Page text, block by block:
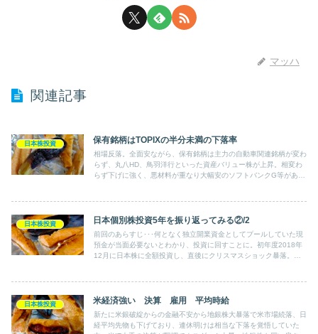
マッハ
関連記事
日本株投資 保有銘柄はTOPIXの半分未満の下落率
相場反落。全面安ながら、保有銘柄は主力の自動車関連銘柄が変わ
らず、丸八HD、鳥羽洋行といった資産バリュー株が上昇。相変わ
らず下げに強く、悪材料が重なり大幅安のソフトバンクG等があり
日本株投資 日本個別株投資5年を振り返ってみる②/2
前回のあらすじ･･･何となく独立開業資金としてプールしていた現
預金が当面必要ないとわかり、投資に回すことに。初年度2018年
12月に日本株に全額投資し、直後にクリスマスショック暴落。初
日本株投資 米経済強い 決算 雇用 平均時給
新たに米銀破綻からの金融不安から地銀株大暴落で米市場続落、日
経平均先物も下げており、連休明けは相当な下落を覚悟していた